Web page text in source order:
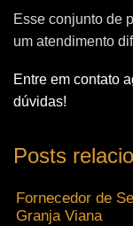
Esse conjunto de
um atendimento
Entre em contato
dúvidas!
Posts
Fornecedor de
Granja Viana